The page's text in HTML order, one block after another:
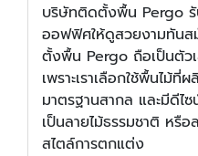
บริษัทติดตั้งพื้น Pergo
ออฟฟิศให้ดูสวยงามทันส
ตั้งพื้น Pergo ถือเป็นตัว
เพราะเราเลือกใช้พื้นไม้
มาตรฐานสากล และมีดีไซ
เป็นลายไม้ธรรมชาติ หรื
สไตล์การตกแต่ง